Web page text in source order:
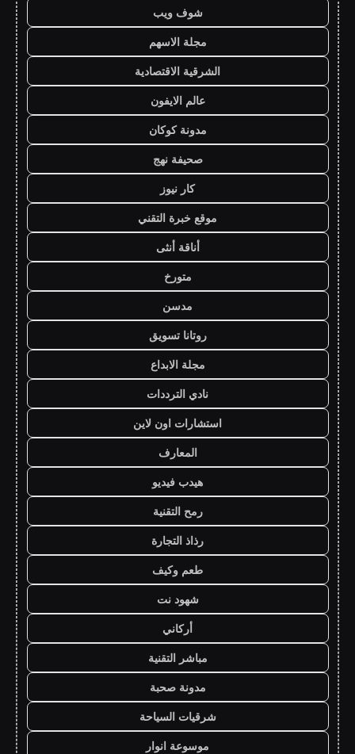
شوف ويب
مجلة الاسهم
الشرقية الاقتصادية
عالم الايفون
مدونة كوكان
صحيفة نهج
كار نيوز
موقع خبرة التقني
أناقة أنثى
متورخ
مدسن
روتانا تسويق
مجلة الابداع
نادي الترددات
استشارات اون لاين
المعارف
هيدب فيديو
رمح التقنية
رذاذ التجارة
طعم وكيف
شهود نت
أركاني
مباشر التقنية
مدونة صحبة
شرقيات السياحة
موسوعة انوار